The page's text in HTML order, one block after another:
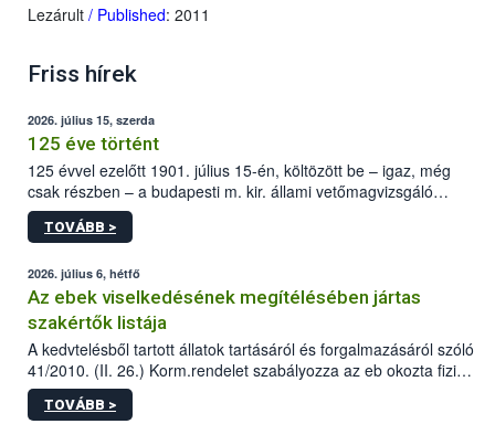
Lezárult / Published: 2011
Friss hírek
2026. július 15, szerda
125 éve történt
125 évvel ezelőtt 1901. július 15-én, költözött be – igaz, még
csak részben – a budapesti m. kir. állami vetőmagvizsgáló
állomás a Kis Rókus utca 15. szám alatti, Czigler Győző által
tervezett új épületébe.
TOVÁBB >
2026. július 6, hétfő
Az ebek viselkedésének megítélésében jártas
szakértők listája
A kedvtelésből tartott állatok tartásáról és forgalmazásáról szóló
41/2010. (II. 26.) Korm.rendelet szabályozza az eb okozta fizikai
sérülés, illetve ennek veszélye keletkezésekor felmerülő
hatósági feladatokat, valamint a veszélyes eb tartását és annak
TOVÁBB >